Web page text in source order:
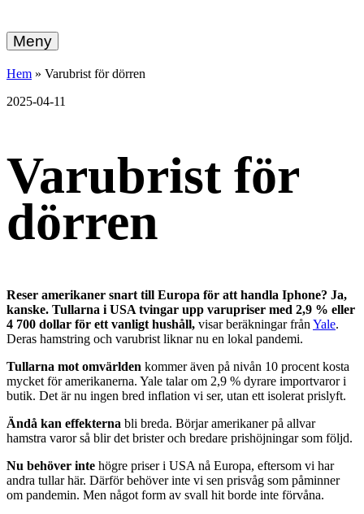
vidare
till
energi
+
Meny
Hem » Varubrist för dörren
2025-04-11
Varubrist för
dörren
Reser amerikaner snart till Europa för att handla Iphone? Ja,
kanske. Tullarna i USA tvingar upp varupriser med 2,9 % eller
4 700 dollar för ett vanligt hushåll, visar beräkningar från Yale.
Deras hamstring och varubrist liknar nu en lokal pandemi.
Tullarna mot omvärlden kommer även på nivån 10 procent kosta
mycket för amerikanerna. Yale talar om 2,9 % dyrare importvaror i
butik. Det är nu ingen bred inflation vi ser, utan ett isolerat prislyft.
Ändå kan effekterna bli breda. Börjar amerikaner på allvar
hamstra varor så blir det brister och bredare prishöjningar som följd.
Nu behöver inte högre priser i USA nå Europa, eftersom vi har
andra tullar här. Därför behöver inte vi sen prisvåg som påminner
om pandemin. Men något form av svall hit borde inte förvåna.